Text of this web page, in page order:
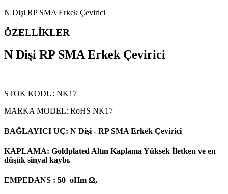
N Dişi RP SMA Erkek Çevirici
ÖZELLİKLER
N Dişi RP SMA Erkek Çevirici
STOK KODU: NK17
MARKA MODEL: RoHS NK17
BAĞLAYICI UÇ: N Dişi - RP SMA Erkek Çevirici
KAPLAMA: Goldplated Altın Kaplama Yüksek İletken ve en
düşük sinyal kaybı.
EMPEDANS : 50 oHm Ω,